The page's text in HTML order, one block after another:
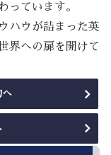
っています。
ハウが詰まった英
界への扉を開けて
へ